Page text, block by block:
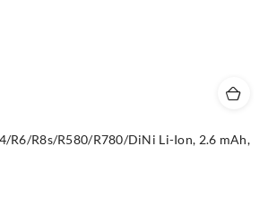
R6/R8s/R580/R780/DiNi Li-Ion, 2.6 mAh,